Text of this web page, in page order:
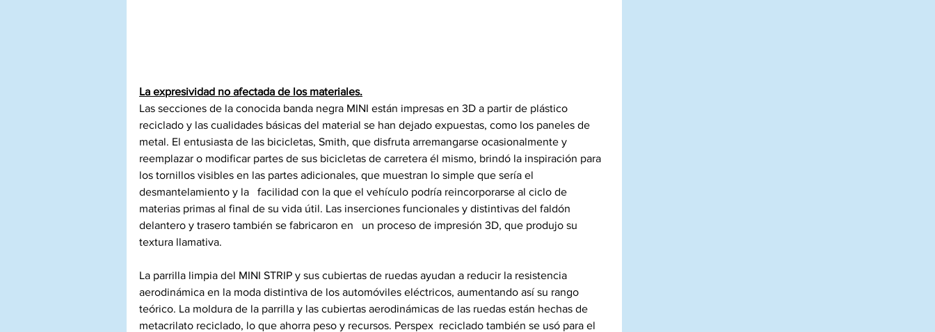
La expresividad no afectada de los materiales.
Las secciones de la conocida banda negra MINI están impresas en 3D a partir de plástico
reciclado y las cualidades básicas del material se han dejado expuestas, como los paneles de
metal. El entusiasta de las bicicletas, Smith, que disfruta arremangarse ocasionalmente y
reemplazar o modificar partes de sus bicicletas de carretera él mismo, brindó la inspiración para
los tornillos visibles en las partes adicionales, que muestran lo simple que sería el
desmantelamiento y la   facilidad con la que el vehículo podría reincorporarse al ciclo de
materias primas al final de su vida útil. Las inserciones funcionales y distintivas del faldón
delantero y trasero también se fabricaron en   un proceso de impresión 3D, que produjo su
textura llamativa.
La parrilla limpia del MINI STRIP y sus cubiertas de ruedas ayudan a reducir la resistencia
aerodinámica en la moda distintiva de los automóviles eléctricos, aumentando así su rango
teórico. La moldura de la parrilla y las cubiertas aerodinámicas de las ruedas están hechas de
metacrilato reciclado, lo que ahorra peso y recursos. Perspex  reciclado también se usó para el